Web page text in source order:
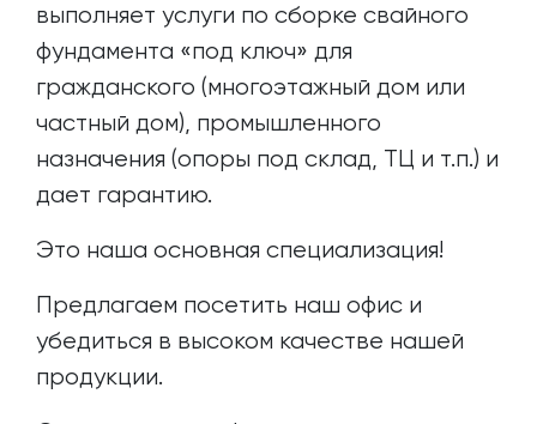
выполняет услуги по сборке свайного
фундамента «под ключ» для
гражданского (многоэтажный дом или
частный дом), промышленного
назначения (опоры под склад, ТЦ и т.п.) и
дает гарантию.
Это наша основная специализация!
Предлагаем посетить наш офис и
убедиться в высоком качестве нашей
продукции.